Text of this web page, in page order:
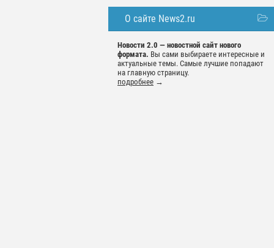
О сайте News2.ru
Новости 2.0 — новостной сайт нового
формата. Вы сами выбираете интересные и
актуальные темы. Самые лучшие попадают
на главную страницу.
подробнее →